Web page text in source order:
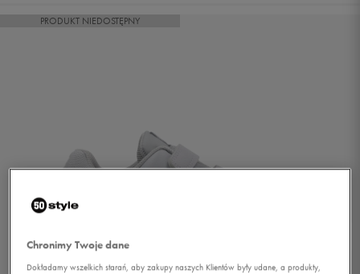
PRODUKT NIEDOSTĘPNY
Chronimy Twoje dane
Dokładamy wszelkich starań, aby zakupy naszych Klientów były udane, a produkty,